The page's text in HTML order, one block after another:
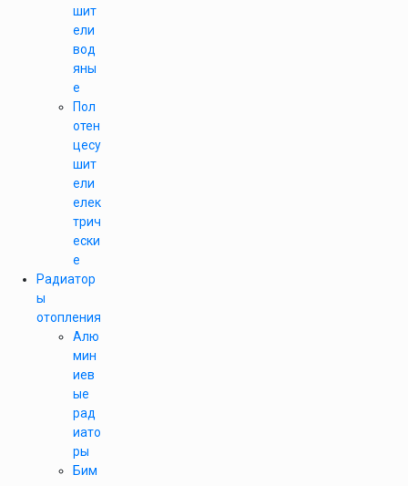
шит
ели
вод
яны
е
Пол
отен
цесу
шит
ели
елек
трич
ески
е
Радиатор
ы
отопления
Алю
мин
иев
ые
рад
иато
ры
Бим